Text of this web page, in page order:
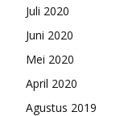
Juli 2020
Juni 2020
Mei 2020
April 2020
Agustus 2019